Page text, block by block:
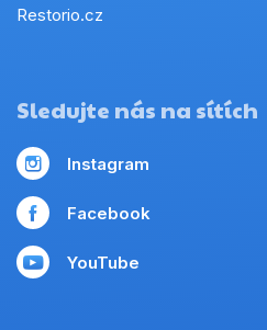
Restorio.cz
Sledujte nás na sítích
Instagram
Facebook
YouTube